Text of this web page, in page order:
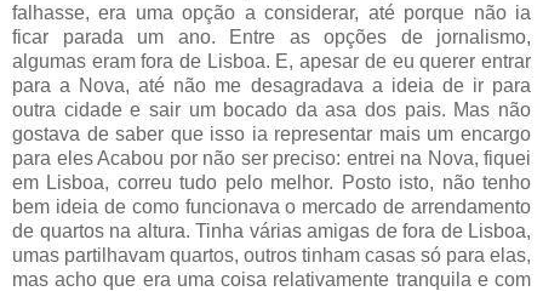
falhasse, era uma opção a considerar, até porque não ia
ficar parada um ano. Entre as opções de jornalismo,
algumas eram fora de Lisboa. E, apesar de eu querer entrar
para a Nova, até não me desagradava a ideia de ir para
outra cidade e sair um bocado da asa dos pais. Mas não
gostava de saber que isso ia representar mais um encargo
para eles Acabou por não ser preciso: entrei na Nova, fiquei
em Lisboa, correu tudo pelo melhor. Posto isto, não tenho
bem ideia de como funcionava o mercado de arrendamento
de quartos na altura. Tinha várias amigas de fora de Lisboa,
umas partilhavam quartos, outros tinham casas só para elas,
mas acho que era uma coisa relativamente tranquila e com